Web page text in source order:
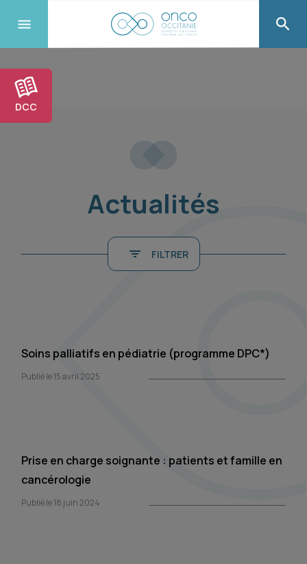
DCC
Actualités
FILTRER
Soins palliatifs en pédiatrie (programme DPC*)
Publié le 15 avril 2025
Prise en charge soignante : patients et famille en
cancérologie
Publié le 18 juin 2024